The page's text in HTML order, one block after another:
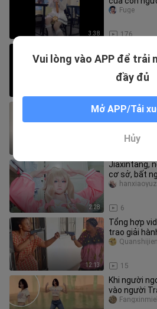
3:38 176
Fuge
siêu năng lực
Khó đỡ#613
2:28
Jiaxintang,
cơ sở, bất
trước COS
6
12:13
Tổng hợp
trao giải
#64
15
Khi người
vào người
Vui lòng vào APP để trải
đầy đủ
Mở APP/Tải
Hủy